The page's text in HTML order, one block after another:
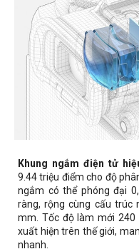
Khung ngắm điện tử
9.44 triệu điểm cho độ
ngắm có thể phóng đại
ràng, rộng cùng cấu trúc
mm. Tốc độ làm mới 240
xuất hiện trên thế giới,
nhanh.